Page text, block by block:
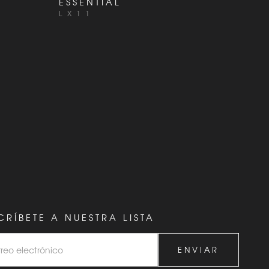
LX11
A NUESTRA LISTA